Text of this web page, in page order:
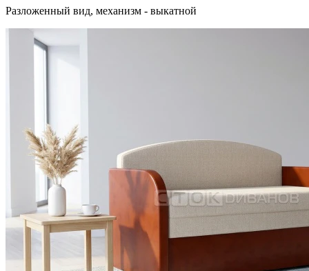
Разложенный вид, механизм - выкатной